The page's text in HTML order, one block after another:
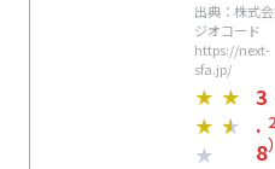
出典：株式
ジオコード
https://next-
sfa.jp/
★ ★
★ ★
★
3
.
8）